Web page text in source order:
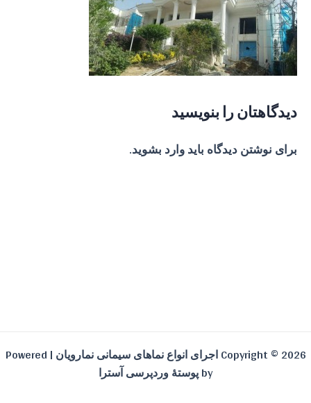
دیدگاهتان را بنویسید
برای نوشتن دیدگاه بایدوارد بشوید.
Copyright © 2026 اجرای انواع نماهای سیمانی نمارویان | Powered
byپوستهٔ وردپرسی آسترا